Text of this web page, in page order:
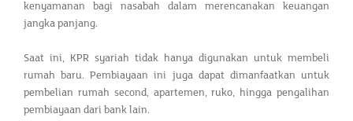
kenyamanan bagi nasabah dalam merencanakan keuangan
jangka panjang.
Saat ini, KPR syariah tidak hanya digunakan untuk membeli
rumah baru. Pembiayaan ini juga dapat dimanfaatkan untuk
pembelian rumah second, apartemen, ruko, hingga pengalihan
pembiayaan dari bank lain.